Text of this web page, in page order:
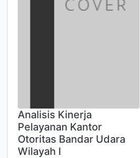
Analisis Kinerja
Pelayanan Kantor
Otoritas Bandar Udara
Wilayah I